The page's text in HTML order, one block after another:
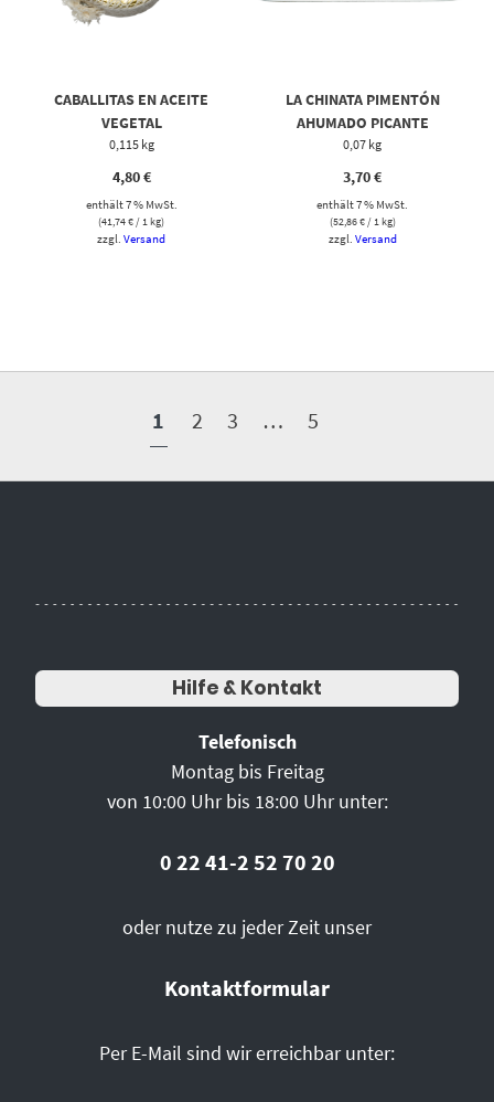
CABALLITAS EN ACEITE
VEGETAL
0,115 kg
4,80€
enthält 7 % MwSt.
(41,74€/ 1 kg)
zzgl.Versand
LA CHINATA PIMENTÓN
AHUMADO PICANTE
0,07 kg
3,70€
enthält 7 % MwSt.
(52,86€/ 1 kg)
zzgl. Versand
1 2 3 … 5
Hilfe & Kontakt
Telefonisch
Montag bis Freitag
von 10:00 Uhr bis 18:00 Uhr unter:
0 22 41-2 52 70 20
oder nutze zu jeder Zeit unser
Kontaktformular
Per E-Mail sind wir erreichbar unter: